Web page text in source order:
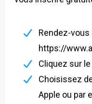
Rendez-vous
https://
Cliquez sur
Choisissez
Apple ou par